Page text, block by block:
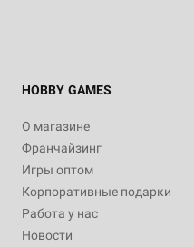
HOBBY GAMES
О магазине
Франчайзинг
Игры оптом
Корпоративные подарки
Работа у нас
Новости